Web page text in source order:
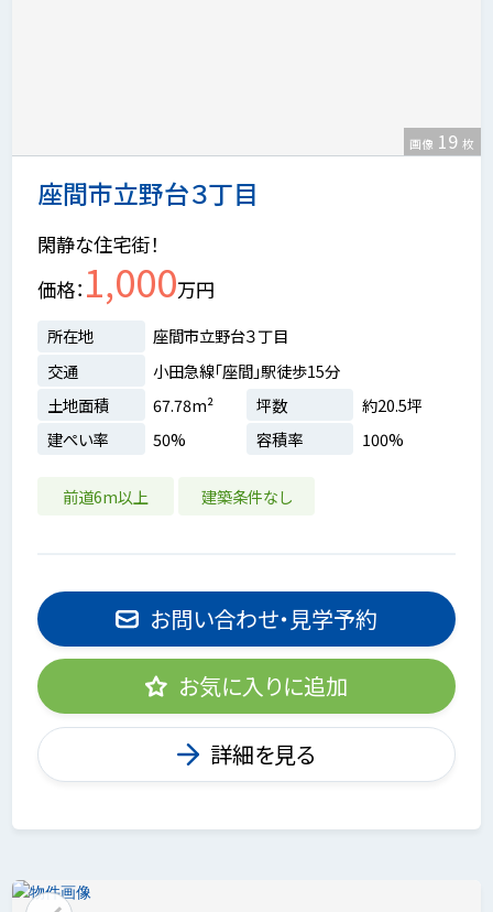
座間市立野台３丁目
画像 19 枚
閑静な住宅街！
価格 1,000万円
所在地
座間市立野台３丁目
交通
小田急線「座間」駅徒歩15分
土地面積
67.78m² 坪数
約20.5坪
建ぺい率
50% 容積率 100%
前道6m以上 建築条件なし
お問い合わせ・見学予約
お気に入りに追加
詳細を見る